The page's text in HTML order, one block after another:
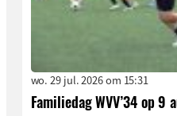
wo. 29 jul. 2026 om 15:31
Familiedag WVV’34 op 9